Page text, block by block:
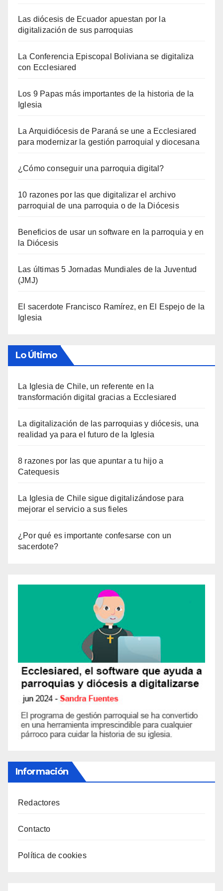
Las diócesis de Ecuador apuestan por la
digitalización de sus parroquias
La Conferencia Episcopal Boliviana se digitaliza
con Ecclesiared
Los 9 Papas más importantes de la historia de la
Iglesia
La Arquidiócesis de Paraná se une a Ecclesiared
para modernizar la gestión parroquial y diocesana
¿Cómo conseguir una parroquia digital?
10 razones por las que digitalizar el archivo
parroquial de una parroquia o de la Diócesis
Beneficios de usar un software en la parroquia y en
la Diócesis
Las últimas 5 Jornadas Mundiales de la Juventud
(JMJ)
El sacerdote Francisco Ramírez, en El Espejo de la
Iglesia
Lo Último
La Iglesia de Chile, un referente en la
transformación digital gracias a Ecclesiared
La digitalización de las parroquias y diócesis, una
realidad ya para el futuro de la Iglesia
8 razones por las que apuntar a tu hijo a
Catequesis
La Iglesia de Chile sigue digitalizándose para
mejorar el servicio a sus fieles
¿Por qué es importante confesarse con un
sacerdote?
Información
Redactores
Contacto
Política de cookies